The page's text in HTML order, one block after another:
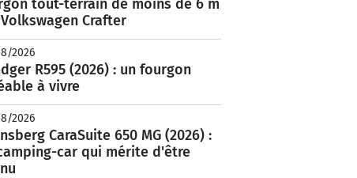
tout-terrain de moins de 6 m
Crafter
2026
R595 (2026) : un fourgon
à vivre
2026
CaraSuite 650 MG (2026) :
car qui mérite d'être